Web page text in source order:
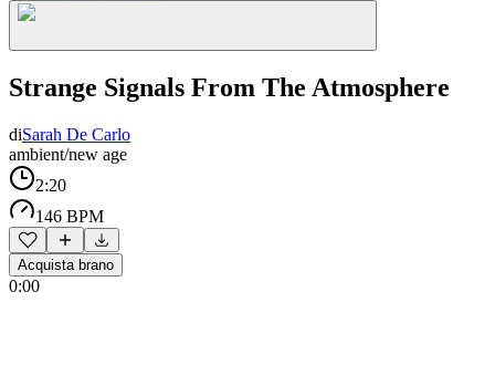
Strange Signals From The Atmosphere
diSarah De Carlo
ambient/new age
2:20
146 BPM
Acquista brano
0:00